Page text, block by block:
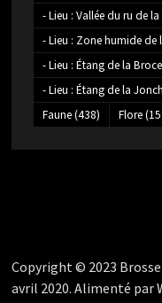
- Lieu : Vallée du ru de
- Lieu : Zone humide de
- Lieu : Étang de la Broce
- Lieu : Étang de la
Faune(438) Flore
Copyright © 2023
avril 2020. Alimenté par